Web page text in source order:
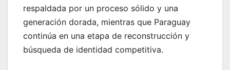
respaldada por un proceso sólido y una
generación dorada, mientras que Paraguay
continúa en una etapa de reconstrucción y
búsqueda de identidad competitiva.